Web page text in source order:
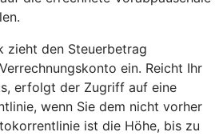
zieht den Steuerbetrag
ein. Reicht Ihr
erfolgt der Zugriff auf eine
wenn Sie dem nicht vorher
ist die Höhe, bis zu